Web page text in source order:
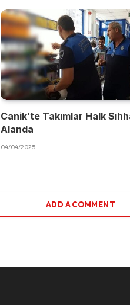
Canik’te Takımlar Halk
Alanda
04/04/2025
ADD A COMMENT